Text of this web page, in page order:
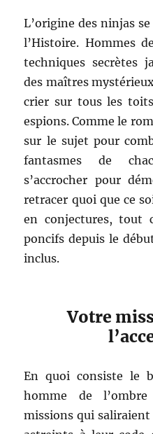
L’origine des ninjas
l’Histoire. Hommes
techniques secrètes
des maîtres
crier sur tous les
espions. Comme le
sur le sujet pour
fantasmes de
s’accrocher pour
retracer quoi que ce
en conjectures, tout
poncifs depuis le
inclus.
Votre
En quoi consiste le
homme de
missions qui saliraient